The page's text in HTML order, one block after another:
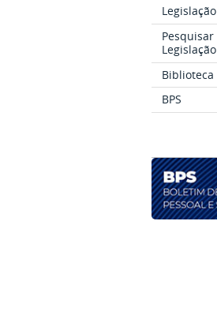
Pesquisar
Legislação
Biblioteca
BPS